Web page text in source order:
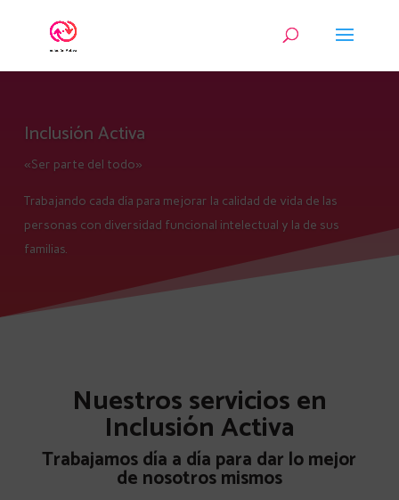
Inclusión Activa
«Ser parte del todo»
Trabajando cada día para mejorar la calidad de vida de las
personas con diversidad funcional intelectual y la de sus
familias.
Nuestros servicios en
Inclusión Activa
Trabajamos día a día para dar lo mejor
de nosotros mismos